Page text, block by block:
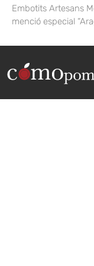
Embotits Artesans
menció especial